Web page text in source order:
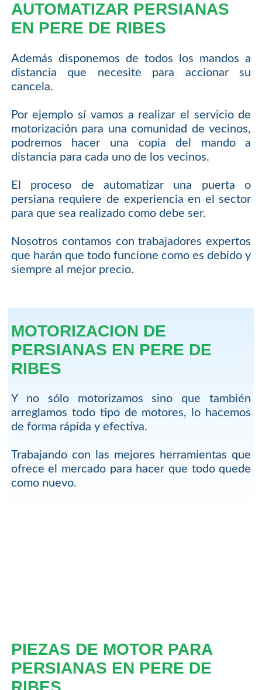
AUTOMATIZAR PERSIANAS
EN PERE DE RIBES
Además disponemos de todos los mandos a
distancia que necesite para accionar su
cancela.
Por ejemplo sí vamos a realizar el servicio de
motorización para una comunidad de vecinos,
podremos hacer una copia del mando a
distancia para cada uno de los vecinos.
El proceso de automatizar una puerta o
persiana requiere de experiencia en el sector
para que sea realizado como debe ser.
Nosotros contamos con trabajadores expertos
que harán que todo funcione como es debido y
siempre al mejor precio.
MOTORIZACION DE
PERSIANAS EN PERE DE
RIBES
Y no sólo motorizamos sino que también
arreglamos todo tipo de motores, lo hacemos
de forma rápida y efectiva.
Trabajando con las mejores herramientas que
ofrece el mercado para hacer que todo quede
como nuevo.
PIEZAS DE MOTOR PARA
PERSIANAS EN PERE DE